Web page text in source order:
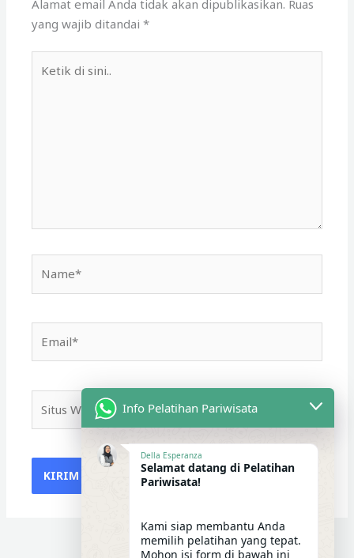
Alamat email Anda tidak akan dipublikasikan. Ruas
yang wajib ditandai*
Web
Info Pelatihan Pariwisata
Della Esperanza
Selamat datang di Pelatihan
Pariwisata!
Kami siap membantu Anda
memilih pelatihan yang tepat.
Mohon isi form di bawah ini